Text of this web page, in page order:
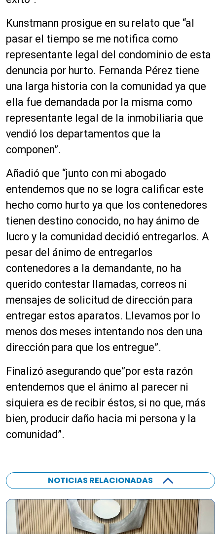
Kunstmann prosigue en su relato que “al
pasar el tiempo se me notifica como
representante legal del condominio de esta
denuncia por hurto. Fernanda Pérez tiene
una larga historia con la comunidad ya que
ella fue demandada por la misma como
representante legal de la inmobiliaria que
vendió los departamentos que la
componen”.
Añadió que “junto con mi abogado
entendemos que no se logra calificar este
hecho como hurto ya que los contenedores
tienen destino conocido, no hay ánimo de
lucro y la comunidad decidió entregarlos. A
pesar del ánimo de entregarlos
contenedores a la demandante, no ha
querido contestar llamadas, correos ni
mensajes de solicitud de dirección para
entregar estos aparatos. Llevamos por lo
menos dos meses intentando nos den una
dirección para que los entregue”.
Finalizó asegurando que”por esta razón
entendemos que el ánimo al parecer ni
siquiera es de recibir éstos, si no que, más
bien, producir daño hacia mi persona y la
comunidad”.
NOTICIAS RELACIONADAS